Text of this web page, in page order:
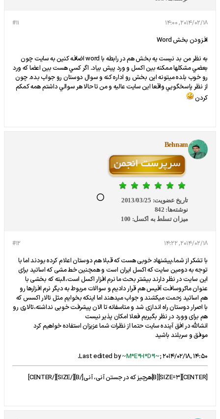
#11 2014/02/18, 14:00
افزودن بخش Word
به نظر من بد نيست يه بخش هم در رابطه با word اضافه كنين به سايت چون
بعضي مشكلها ممكنه بين اكسل و ورد پيش بياد. اگر كسي هست بين اعضا كه ورد
رو خوب بلده ميتونه اين بخش رو اداره كنه و سوال دوستان رو جواب بده. چون
از نظر پاسخگويي واقعا اين سايت عاليه و من تا حالا هر سوالي داشتم همه كمكم
كردن
Behnam
تاریخ عضویت: 2013/03/25
نوشته‌ها: 842
میزان تسلط به اکسل: 100
#12 2014/02/18, 14:22
با تشکر از شما،پیشنهاد خوبی هست که قبلا هم دوستان اعلام کرده بودند اما با
توجه به دومین سایت که اکسل ایران است و همچنین خط مشی که اساتید برای
این سایت در نظر دارند بیشتر بحث ما نرم افزار اکسل است،البته که بخشی با
عنوان ماکروسافت آفیس هم قرار دادیم و سوالات مربوط به دیگر نرم افزارها رو
هم اساتید زحمت میکشند و جواب میدهند اما اینکه بخوایم مثل تالار اکسس که
با اصرار دوستان راه اندازی شد و متاسفانه تا الان پیشرفت خوبی نداشته،تالاری رو
هم برای وورد در نظر بگیریم فعلا امکان پذیر نیست
انشالله در افق آینده سایت حتما از نظرات شما عزیزان استفاده خواهیم کرد
موفق و سربلند باشید
Last edited by~M*E*H*D*I~;2014/02/18, 14:50
.
[CENTER][SIZE=3][B]هرچیز که در جستن آنی، آنی[/B][/SIZE][/CENTER]